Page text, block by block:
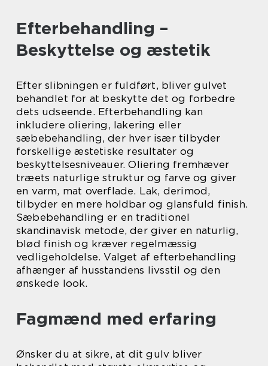
Efterbehandling –
Beskyttelse og æstetik
Efter slibningen er fuldført, bliver gulvet
behandlet for at beskytte det og forbedre
dets udseende. Efterbehandling kan
inkludere oliering, lakering eller
sæbebehandling, der hver især tilbyder
forskellige æstetiske resultater og
beskyttelsesniveauer. Oliering fremhæver
træets naturlige struktur og farve og giver
en varm, mat overflade. Lak, derimod,
tilbyder en mere holdbar og glansfuld finish.
Sæbebehandling er en traditionel
skandinavisk metode, der giver en naturlig,
blød finish og kræver regelmæssig
vedligeholdelse. Valget af efterbehandling
afhænger af husstandens livsstil og den
ønskede look.
Fagmænd med erfaring
Ønsker du at sikre, at dit gulv bliver